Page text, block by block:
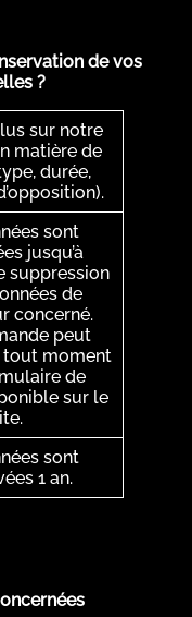
de vos
?
sur notre
matière de
durée,
sont
jusqu’à
suppression
de
concerné.
peut
tout moment
de
sur le
sont
1 an.